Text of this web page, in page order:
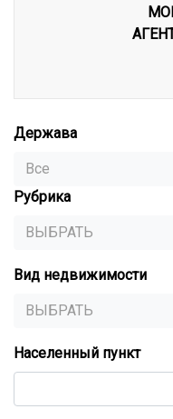
Держава
Все
Рубрика
ВЫБРАТЬ
Вид недвижимости
ВЫБРАТЬ
Населенный пункт